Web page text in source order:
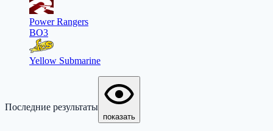
Power Rangers
BO3
Yellow Submarine
Последние результаты
показать